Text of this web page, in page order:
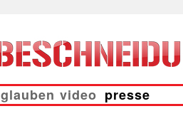
glauben video presse